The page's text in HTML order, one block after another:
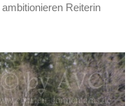
ambitionieren Reiterin